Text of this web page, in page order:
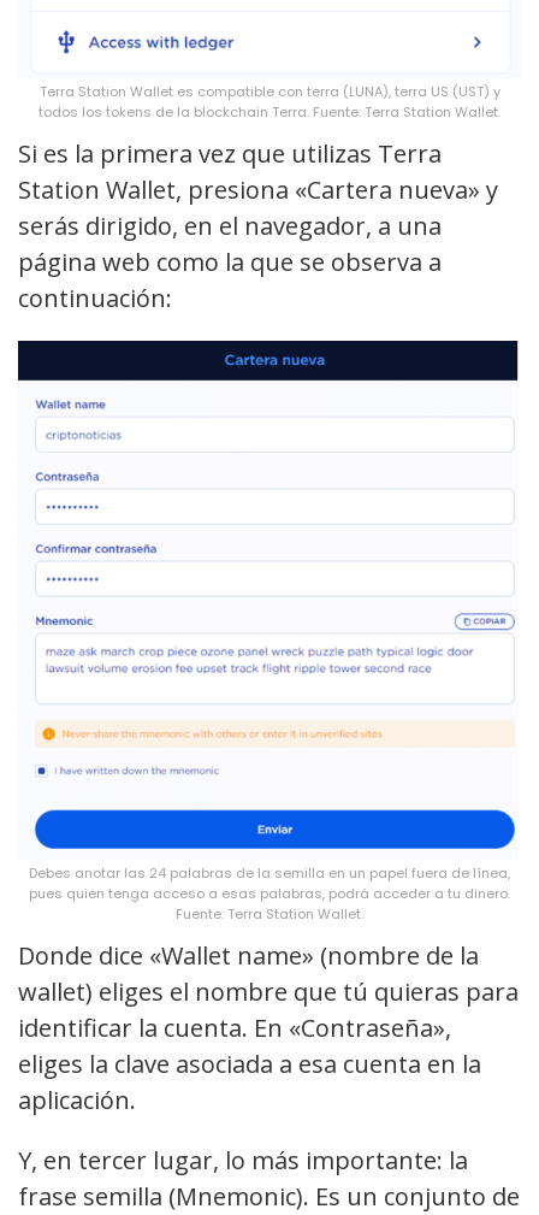
Terra Station Wallet es compatible con terra (LUNA), terra US (UST) y
todos los tokens de la blockchain Terra. Fuente: Terra Station Wallet.
Si es la primera vez que utilizas Terra
Station Wallet, presiona «Cartera nueva» y
serás dirigido, en el navegador, a una
página web como la que se observa a
continuación:
Debes anotar las 24 palabras de la semilla en un papel fuera de línea,
pues quien tenga acceso a esas palabras, podrá acceder a tu dinero.
Fuente: Terra Station Wallet.
Donde dice «Wallet name» (nombre de la
wallet) eliges el nombre que tú quieras para
identificar la cuenta. En «Contraseña»,
eliges la clave asociada a esa cuenta en la
aplicación.
Y, en tercer lugar, lo más importante: la
frase semilla (Mnemonic). Es un conjunto de